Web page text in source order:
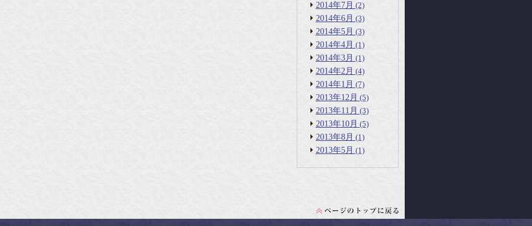
2014年7月 (2)
2014年6月 (3)
2014年5月 (3)
2014年4月 (1)
2014年3月 (1)
2014年2月 (4)
2014年1月 (7)
2013年12月 (5)
2013年11月 (3)
2013年10月 (5)
2013年8月 (1)
2013年5月 (1)